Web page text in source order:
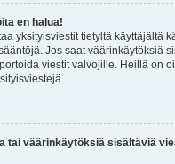
en halua!
yksityisviestit tietyltä käyttäjältä
Jos saat väärinkäytöksiä
viestit valvojille. Heillä on
tai väärinkäytöksiä sisältäviä